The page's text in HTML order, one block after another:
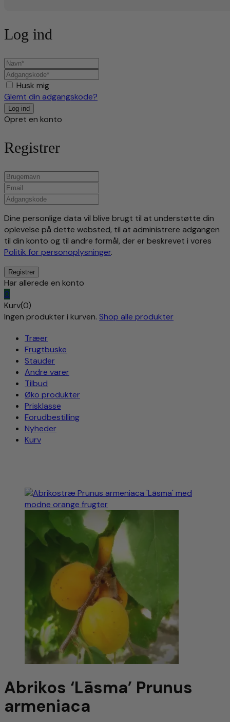
Log ind
Husk mig
Glemt din adgangskode?
Opret en konto
Registrer
Dine personlige data vil blive brugt til at understøtte din
oplevelse på dette websted, til at administrere adgangen
til din konto og til andre formål, der er beskrevet i vores
Politik for personoplysninger.
Har allerede en konto
0
Kurv(0)
Ingen produkter i kurven. Shop alle produkter
Træer
Frugtbuske
Stauder
Andre varer
Tilbud
Øko produkter
Prisklasse
Forudbestilling
Nyheder
Kurv
Abrikos ‘Lāsma’ Prunus
armeniaca